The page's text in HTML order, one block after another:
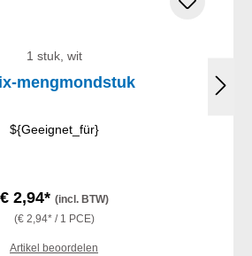
1 stuk, wit
mengmondstuk
${Geeignet_für}
€ 2,94* (incl. BTW)
(€ 2,94* / 1 PCE)
Artikel beoordelen